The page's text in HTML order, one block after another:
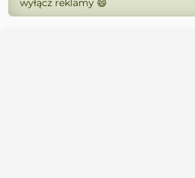
wyłącz reklamy 😄